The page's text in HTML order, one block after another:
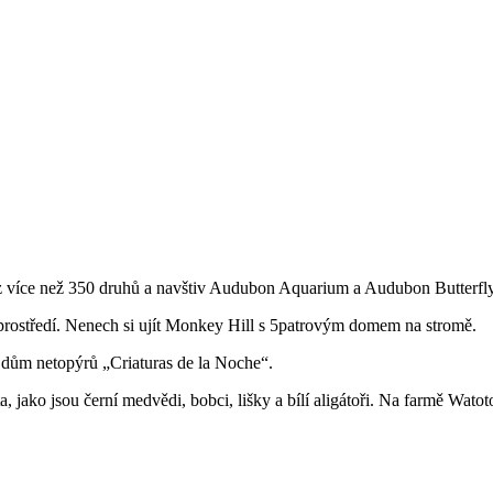
než 350 druhů a navštiv Audubon Aquarium a Audubon
Nenech si ujít Monkey Hill s 5patrovým domem na stromě.
netopýrů „Criaturas de la Noche“.
jako jsou černí medvědi, bobci, lišky a bílí aligátoři. Na farmě